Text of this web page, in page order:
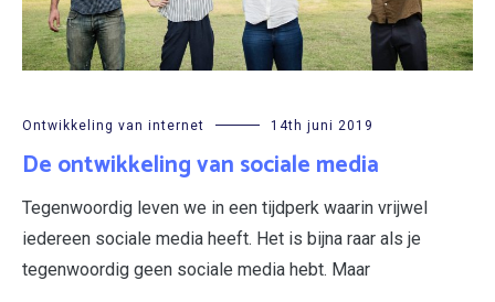
Ontwikkeling van internet 14th juni 2019
De ontwikkeling van sociale media
Tegenwoordig leven we in een tijdperk waarin vrijwel
iedereen sociale media heeft. Het is bijna raar als je
tegenwoordig geen sociale media hebt. Maar